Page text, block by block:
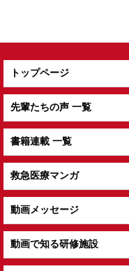
トップページ
先輩たちの声 一覧
書籍連載 一覧
救急医療マンガ
動画メッセージ
動画で知る研修施設